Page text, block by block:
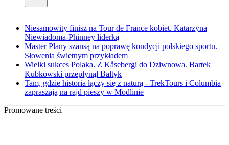
Niesamowity finisz na Tour de France kobiet. Katarzyna
Niewiadoma-Phinney liderką
Master Plany szansą na poprawę kondycji polskiego sportu.
Słowenia świetnym przykładem
Wielki sukces Polaka. Z Kåsebergi do Dziwnowa. Bartek
Kubkowski przepłynął Bałtyk
Tam, gdzie historia łączy się z naturą - TrekTours i Columbia
zapraszają na rajd pieszy w Modlinie
Promowane treści